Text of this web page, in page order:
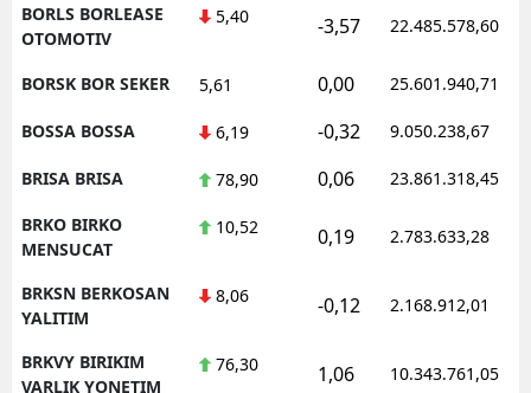
BORLS BORLEASE
OTOMOTIV
5,40 -3,57 22.485.578,60
BORSK BOR SEKER 5,61 0,00 25.601.940,71
BOSSA BOSSA 6,19 -0,32 9.050.238,67
BRISA BRISA 78,90 0,06 23.861.318,45
BRKO BIRKO
MENSUCAT
10,52 0,19 2.783.633,28
BRKSN BERKOSAN
YALITIM
8,06 -0,12 2.168.912,01
BRKVY BIRIKIM
VARLIK YONETIM
76,30 1,06 10.343.761,05